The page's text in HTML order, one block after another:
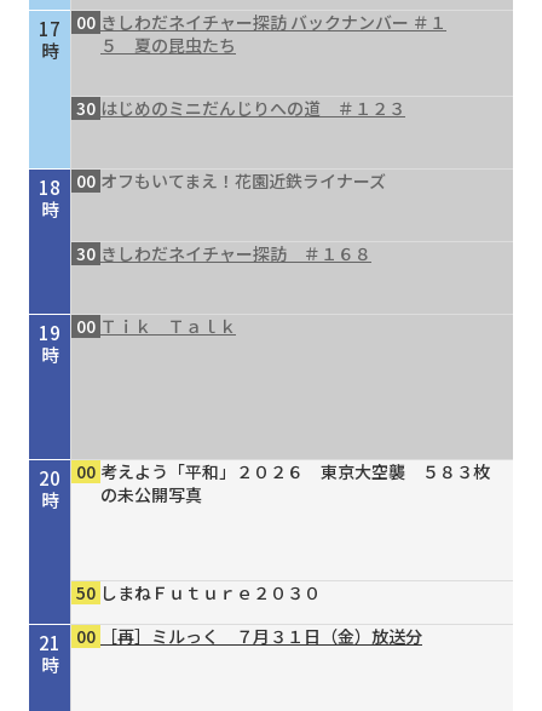
17
時
18
時
19
時
20
時
21
時
00 きしわだネイチャー探訪 バックナンバー ＃１
５ 夏の昆虫たち
30 はじめのミニだんじりへの道 ＃１２３
00 オフもいてまえ！花園近鉄ライナーズ
30 きしわだネイチャー探訪 ＃１６８
00 Ｔｉｋ Ｔａｌｋ
00 考えよう「平和」２０２６ 東京大空襲 ５８３枚
の未公開写真
50 しまねＦｕｔｕｒｅ２０３０
00
［再］ミルっく ７月３１日（金）放送分